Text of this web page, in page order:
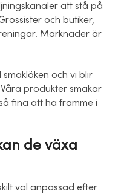
att stå på
och butiker,
Marknader är
och vi blir
produkter smakar
fina att ha framme i
de växa
väl anpassad efter